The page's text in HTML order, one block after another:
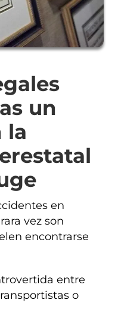
un
la
en
vez son
encontrarse
entre
o